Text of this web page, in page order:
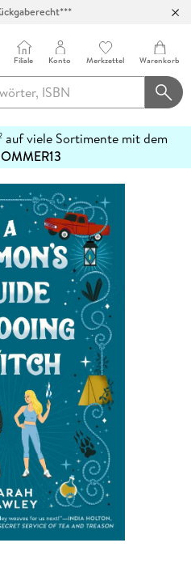
Filiale Konto Merkzettel Warenkorb
auf viele Sortimente mit dem